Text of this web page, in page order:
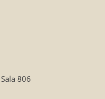
806